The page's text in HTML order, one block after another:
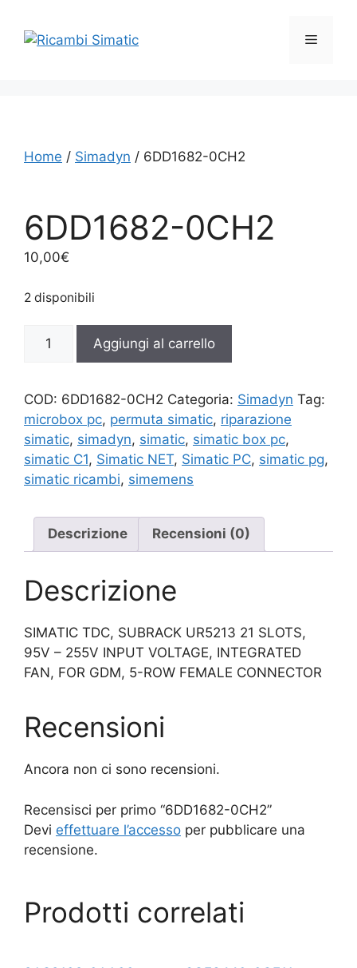
contenuto
Menu
Home / Simadyn / 6DD1682-0CH2
6DD1682-0CH2
10,00€
2 disponibili
0CH2
Aggiungi al carrello
COD: 6DD1682-0CH2 Categoria: Simadyn Tag:
microbox pc, permuta simatic, riparazione
simatic, simadyn, simatic, simatic box pc,
simatic C1, Simatic NET, Simatic PC, simatic pg,
simatic ricambi, simemens
Descrizione Recensioni (0)
Descrizione
SIMATIC TDC, SUBRACK UR5213 21 SLOTS,
95V – 255V INPUT VOLTAGE, INTEGRATED
FAN, FOR GDM, 5-ROW FEMALE CONNECTOR
Recensioni
Ancora non ci sono recensioni.
Recensisci per primo “6DD1682-0CH2”
Devi effettuare l’accesso per pubblicare una
recensione.
Prodotti correlati